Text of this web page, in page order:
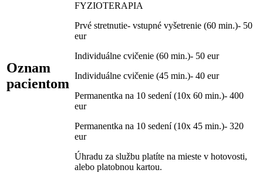
Oznam
pacientom
FYZIOTERAPIA
Prvé stretnutie- vstupné vyšetrenie (60 min.)- 50
eur
Individuálne cvičenie (60 min.)- 50 eur
Individuálne cvičenie (45 min.)- 40 eur
Permanentka na 10 sedení (10x 60 min.)- 400
eur
Permanentka na 10 sedení (10x 45 min.)- 320
eur
Úhradu za službu platíte na mieste v hotovosti,
alebo platobnou kartou.